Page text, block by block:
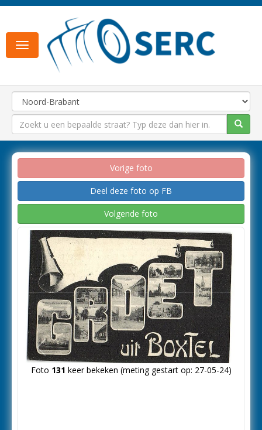
Toggle
navigation
Vorige foto
Deel deze foto op FB
Volgende foto
Vorige
Foto 131 keer bekeken (meting gestart op: 27-05-24)